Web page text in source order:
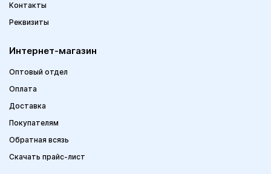
Контакты
Реквизиты
Интернет-магазин
Оптовый отдел
Оплата
Доставка
Покупателям
Обратная всязь
Скачать прайс-лист